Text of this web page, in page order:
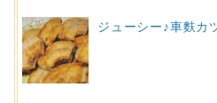
ジューシー♪車麩カ